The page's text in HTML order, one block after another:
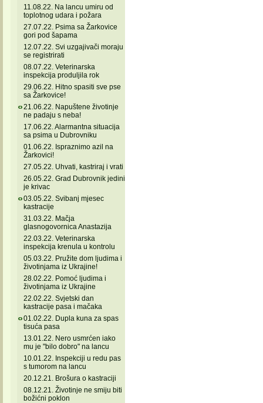
11.08.22. Na lancu umiru od
toplotnog udara i požara
27.07.22. Psima sa Žarkovice
gori pod šapama
12.07.22. Svi uzgajivači moraju
se registrirati
08.07.22. Veterinarska
inspekcija produljila rok
29.06.22. Hitno spasiti sve pse
sa Žarkovice!
21.06.22. Napuštene životinje
ne padaju s neba!
17.06.22. Alarmantna situacija
sa psima u Dubrovniku
01.06.22. Ispraznimo azil na
Žarkovici!
27.05.22. Uhvati, kastriraj i vrati
26.05.22. Grad Dubrovnik jedini
je krivac
03.05.22. Svibanj mjesec
kastracije
31.03.22. Mačja
glasnogovornica Anastazija
22.03.22. Veterinarska
inspekcija krenula u kontrolu
05.03.22. Pružite dom ljudima i
životinjama iz Ukrajine!
28.02.22. Pomoć ljudima i
životinjama iz Ukrajine
22.02.22. Svjetski dan
kastracije pasa i mačaka
01.02.22. Dupla kuna za spas
tisuća pasa
13.01.22. Nero usmrćen iako
mu je "bilo dobro" na lancu
10.01.22. Inspekciji u redu pas
s tumorom na lancu
20.12.21. Brošura o kastraciji
08.12.21. Životinje ne smiju biti
božićni poklon